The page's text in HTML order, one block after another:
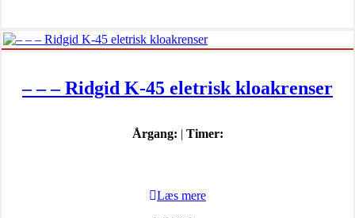
– – – Ridgid K-45 eletrisk kloakrenser
Årgang: | Timer:
Læs mere